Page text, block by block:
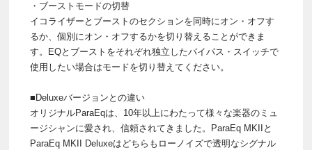
・ブーストモードの切替
イコライザーとブーストのセクションを同時にオン・オフす
るか、個別にオン・オフするかを切り替えることができま
す。EQとブーストをそれぞれ独立したバイパス・スイッチで
使用したい場合はモードを切り替えてください。
■Deluxeバージョンとの違い
オリジナルParaEqは、10年以上にわたって様々な楽器のミュ
ージシャンに愛され、信頼されてきました。ParaEq MKIIと
ParaEq MKII Deluxeはどちらもローノイズで透明なシグナル